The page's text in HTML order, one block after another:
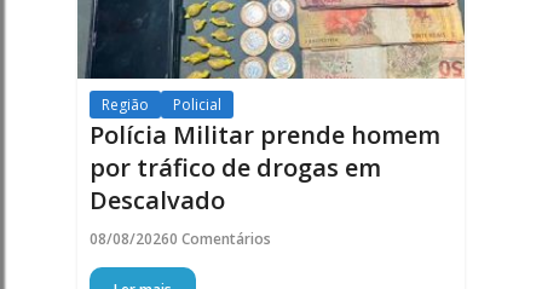
Região Policial
Polícia Militar prende homem
por tráfico de drogas em
Descalvado
08/08/20260 Comentários